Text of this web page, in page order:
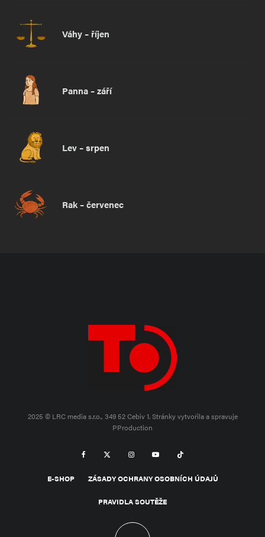
Váhy – říjen
Panna – září
Lev – srpen
Rak – červenec
2025 © LRC media s.r.o., 349 52 Cebiv 1.Stránky vytvořila a spravuje
PProduction
E-SHOP ZÁSADY OCHRANY OSOBNÍCH ÚDAJŮ
PRAVIDLA SOUTĚŽE